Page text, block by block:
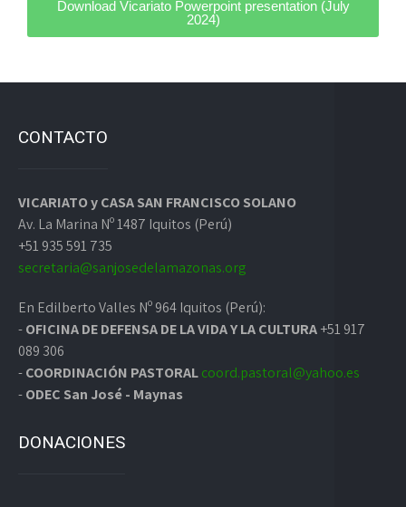
Download Vicariato Powerpoint presentation (July
2024)
CONTACTO
VICARIATO y CASA SAN FRANCISCO SOLANO
Av. La Marina Nº 1487 Iquitos (Perú)
+51 935 591 735
secretaria@sanjosedelamazonas.org
En Edilberto Valles Nº 964 Iquitos (Perú):
-OFICINA DE DEFENSA DE LA VIDA Y LA CULTURA+51 917
089 306
-COORDINACIÓN PASTORALcoord.pastoral@yahoo.es
-ODEC San José - Maynas
DONACIONES